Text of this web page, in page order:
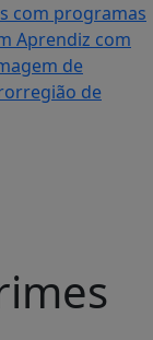
com programas
Aprendiz com
de
de